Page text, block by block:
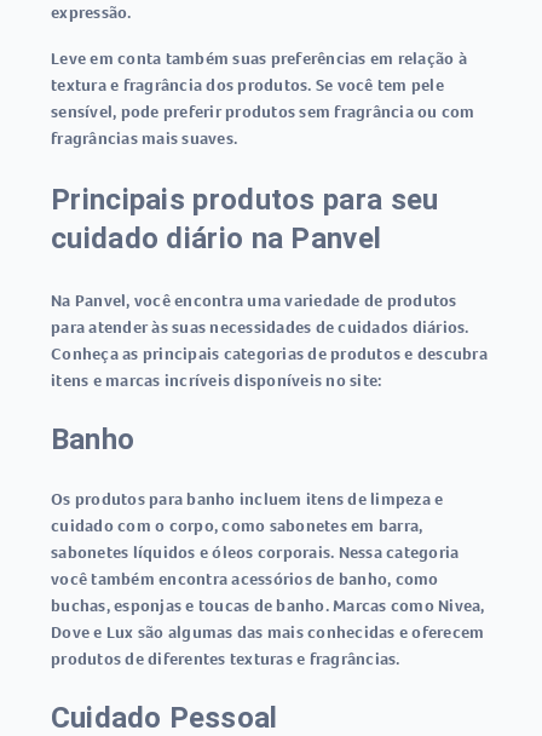
expressão.
Leve em conta também suas preferências em relação à
textura e fragrância dos produtos. Se você tem pele
sensível, pode preferir produtos sem fragrância ou com
fragrâncias mais suaves.
Principais produtos para seu
cuidado diário na Panvel
Na Panvel, você encontra uma variedade de produtos
para atender às suas necessidades de cuidados diários.
Conheça as principais categorias de produtos e descubra
itens e marcas incríveis disponíveis no site:
Banho
Os produtos para banho incluem itens de limpeza e
cuidado com o corpo, como sabonetes em barra,
sabonetes líquidos e óleos corporais. Nessa categoria
você também encontra acessórios de banho, como
buchas, esponjas e toucas de banho. Marcas como Nivea,
Dove e Lux são algumas das mais conhecidas e oferecem
produtos de diferentes texturas e fragrâncias.
Cuidado Pessoal